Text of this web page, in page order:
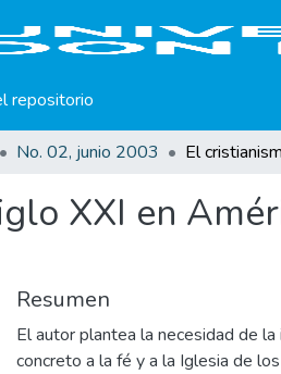
repositorio
No. 02, junio 2003
XXI en
Resumen
El autor plantea la necesidad de
concreto a la fé y a la Iglesia de